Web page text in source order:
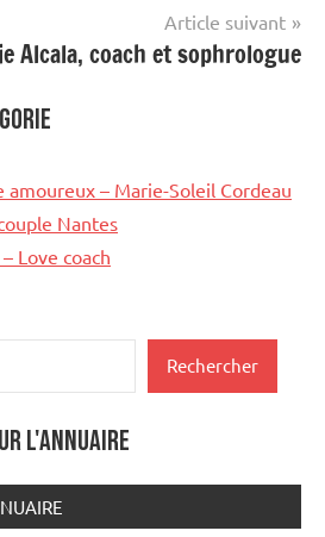
Article suivant
Alcala, coach et sophrologue
amoureux – Marie-Soleil Cordeau
Nantes
Love coach
Rechercher
l'annuaire